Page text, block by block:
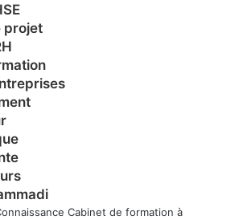
projet
Cabinet de formation à